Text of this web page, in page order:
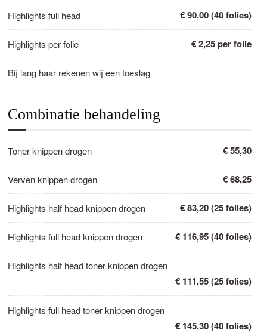
Highlights full head € 90,00 (40 folies)
Highlights per folie € 2,25 per folie
Bij lang haar rekenen wij een toeslag
Combinatie behandeling
Toner knippen drogen € 55,30
Verven knippen drogen € 68,25
Highlights half head knippen drogen € 83,20 (25 folies)
Highlights full head knippen drogen € 116,95 (40 folies)
Highlights half head toner knippen drogen
€ 111,55 (25 folies)
Highlights full head toner knippen drogen
€ 145,30 (40 folies)